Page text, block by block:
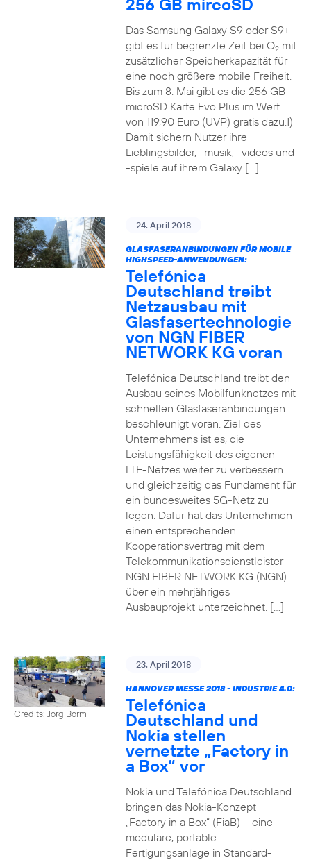
256 GB mircoSD
Das Samsung Galaxy S9 oder S9+
gibt es für begrenzte Zeit bei O2mit
zusätzlicher Speicherkapazität für
eine noch größere mobile Freiheit.
Bis zum 8. Mai gibt es die 256 GB
microSD Karte Evo Plus im Wert
von 119,90 Euro (UVP) gratis dazu.1)
Damit sichern Nutzer ihre
Lieblingsbilder, -musik, -videos und
-spiele auf ihrem Galaxy […]
24. April 2018
GLASFASERANBINDUNGEN FÜR MOBILE
HIGHSPEED-ANWENDUNGEN:
Telefónica
Deutschland treibt
Netzausbau mit
Glasfasertechnologie
von NGN FIBER
NETWORK KG voran
Telefónica Deutschland treibt den
Ausbau seines Mobilfunknetzes mit
schnellen Glasfaseranbindungen
beschleunigt voran. Ziel des
Unternehmens ist es, die
Leistungsfähigkeit des eigenen
LTE-Netzes weiter zu verbessern
und gleichzeitig das Fundament für
ein bundesweites 5G-Netz zu
legen. Dafür hat das Unternehmen
einen entsprechenden
Kooperationsvertrag mit dem
Telekommunikationsdienstleister
NGN FIBER NETWORK KG (NGN)
über ein mehrjähriges
Ausbauprojekt unterzeichnet. […]
Credits: Jörg Borm
23. April 2018
HANNOVER MESSE 2018 - INDUSTRIE 4.0:
Telefónica
Deutschland und
Nokia stellen
vernetzte „Factory in
a Box“ vor
Nokia und Telefónica Deutschland
bringen das Nokia-Konzept
„Factory in a Box“ (FiaB) – eine
modulare, portable
Fertigungsanlage in Standard-